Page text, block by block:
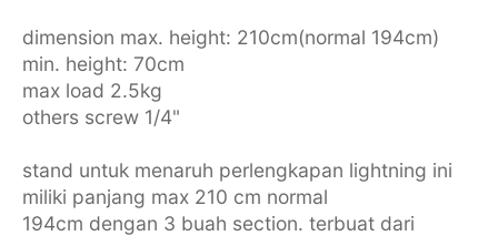
dimension max. height: 210cm(normal 194cm)
min. height: 70cm
max load 2.5kg
others screw 1/4"
stand untuk menaruh perlengkapan lightning ini
miliki panjang max 210 cm normal
194cm dengan 3 buah section. terbuat dari